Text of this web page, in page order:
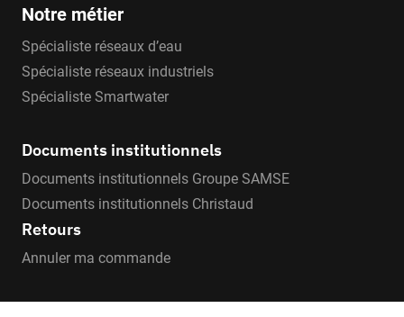
Notre métier
Spécialiste réseaux d’eau
Spécialiste réseaux industriels
Spécialiste Smartwater
Documents institutionnels
Documents institutionnels Groupe SAMSE
Documents institutionnels Christaud
Retours
Annuler ma commande